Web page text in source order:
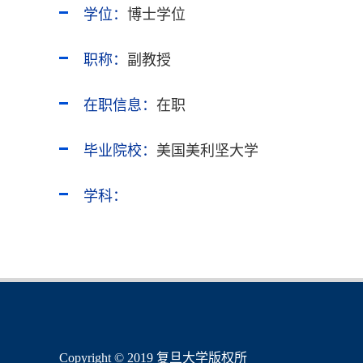
学位： 博士学位
职称： 副教授
在职信息： 在职
毕业院校： 美国美利坚大学
学科：
​Copyright © 2019 复旦大学版权所